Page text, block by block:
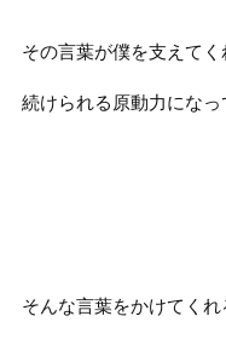
その言葉が僕を支えてく
続けられる原動力になっ
そんな言葉をかけてくれ